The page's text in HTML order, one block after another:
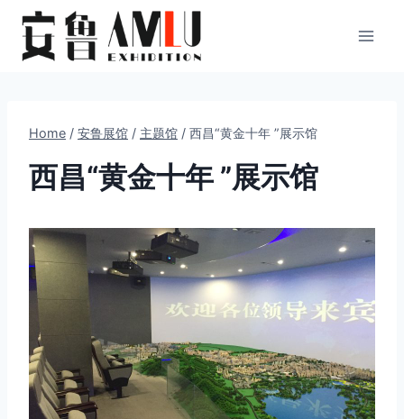
Skip
content
Home / 安鲁展馆 / 主题馆 / 西昌“黄金十年 ”展示馆
西昌“黄金十年 ”展示馆